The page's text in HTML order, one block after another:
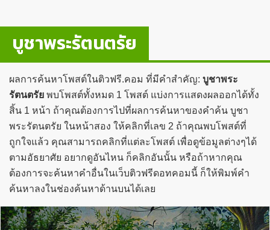
บูชาพระรัตนตรัย
ผลการค้นหาโพสต์ในติวฟรี.คอม ที่มีคำสำคัญ: บูชาพระ
รัตนตรัย พบโพสต์ทั้งหมด 1 โพสต์ แบ่งการแสดงผลออกได้ทั้ง
สิ้น 1 หน้า ถ้าคุณต้องการไปที่ผลการค้นหาของคำค้น บูชา
พระรัตนตรัย ในหน้าสอง ให้คลิกที่เลข 2 ถ้าคุณพบโพสต์ที่
ถูกใจแล้ว คุณสามารถคลิกที่แต่ละโพสต์ เพื่อดูข้อมูลต่างๆได้
ตามอัธยาศัย อยากดูอันไหน ก็คลิกอันนั้น หรือถ้าหากคุณ
ต้องการจะค้นหาคำอื่นในเว็บติวฟรีดอทคอมนี้ ก็ให้พิมพ์คำ
ค้นหาลงในช่องค้นหาด้านบนได้เลย